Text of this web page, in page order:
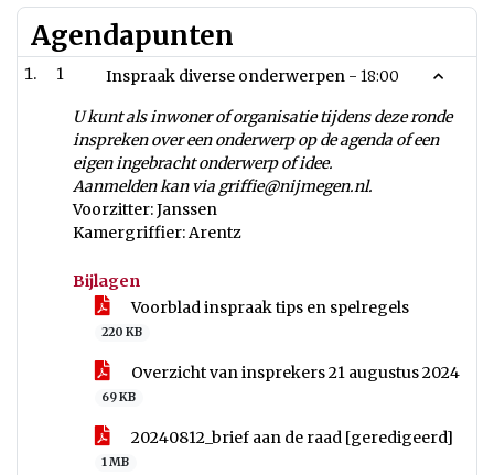
Agendapunten
1 Inspraak diverse onderwerpen - 18:00
U kunt als inwoner of organisatie tijdens deze ronde
inspreken over een onderwerp op de agenda of een
eigen ingebracht onderwerp of idee.
Aanmelden kan via griffie@nijmegen.nl.
Voorzitter: Janssen
Kamergriffier: Arentz
Bijlagen
Voorblad inspraak tips en spelregels
220 KB
Overzicht van insprekers 21 augustus 2024
69 KB
20240812_brief aan de raad [geredigeerd]
1 MB